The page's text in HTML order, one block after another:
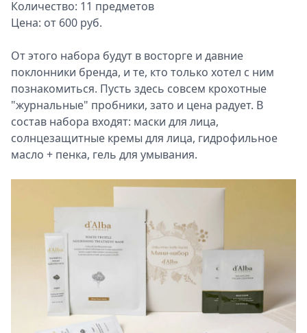
Количество: 11 предметов
Цена: от 600 руб.
От этого набора будут в восторге и давние
поклонники бренда, и те, кто только хотел с ним
познакомиться. Пусть здесь совсем крохотные
"журнальные" пробники, зато и цена радует. В
состав набора входят: маски для лица,
солнцезащитные кремы для лица, гидрофильное
масло + пенка, гель для умывания.